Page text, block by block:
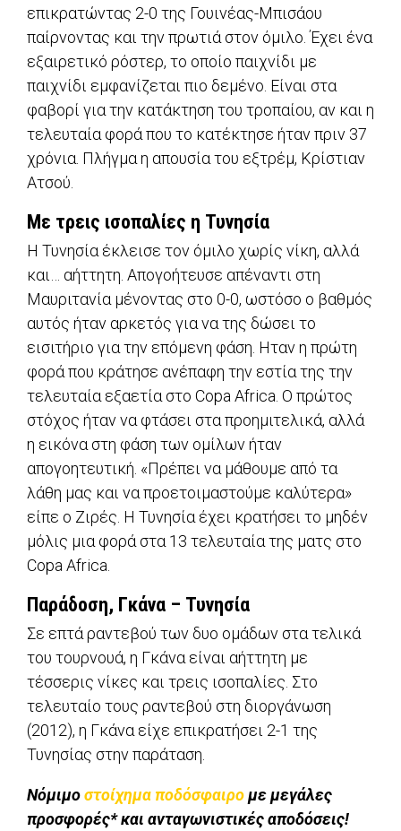
επικρατώντας 2-0 της Γουινέας-Μπισάου
παίρνοντας και την πρωτιά στον όμιλο. Έχει ένα
εξαιρετικό ρόστερ, το οποίο παιχνίδι με
παιχνίδι εμφανίζεται πιο δεμένο. Είναι στα
φαβορί για την κατάκτηση του τροπαίου, αν και η
τελευταία φορά που το κατέκτησε ήταν πριν 37
χρόνια. Πλήγμα η απουσία του εξτρέμ, Κρίστιαν
Ατσού.
Με τρεις ισοπαλίες η Τυνησία
Η Τυνησία έκλεισε τον όμιλο χωρίς νίκη, αλλά
και… αήττητη. Απογοήτευσε απέναντι στη
Μαυριτανία μένοντας στο 0-0, ωστόσο ο βαθμός
αυτός ήταν αρκετός για να της δώσει το
εισιτήριο για την επόμενη φάση. Ηταν η πρώτη
φορά που κράτησε ανέπαφη την εστία της την
τελευταία εξαετία στο Copa Africa. Ο πρώτος
στόχος ήταν να φτάσει στα προημιτελικά, αλλά
η εικόνα στη φάση των ομίλων ήταν
απογοητευτική. «Πρέπει να μάθουμε από τα
λάθη μας και να προετοιμαστούμε καλύτερα»
είπε ο Ζιρές. Η Τυνησία έχει κρατήσει το μηδέν
μόλις μια φορά στα 13 τελευταία της ματς στο
Copa Africa.
Παράδοση, Γκάνα – Τυνησία
Σε επτά ραντεβού των δυο ομάδων στα τελικά
του τουρνουά, η Γκάνα είναι αήττητη με
τέσσερις νίκες και τρεις ισοπαλίες. Στο
τελευταίο τους ραντεβού στη διοργάνωση
(2012), η Γκάνα είχε επικρατήσει 2-1 της
Τυνησίας στην παράταση.
Νόμιμοστοίχημα ποδόσφαιρομε μεγάλες
προσφορές* και ανταγωνιστικές αποδόσεις!